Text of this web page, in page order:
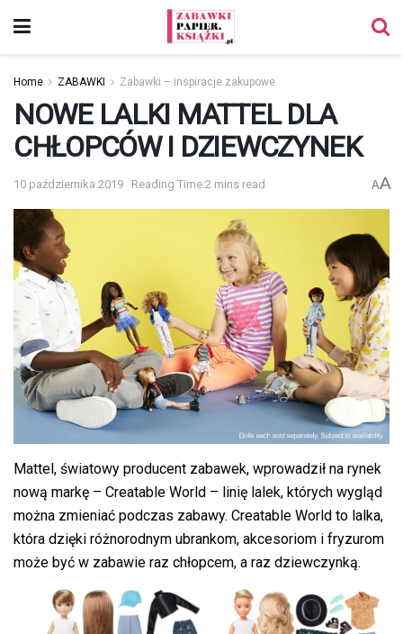
Home ZABAWKI Zabawki – inspiracje zakupowe
NOWE LALKI MATTEL DLA
CHŁOPCÓW I DZIEWCZYNEK
10 października 2019 Reading Time:2 mins read AA
Mattel, światowy producent zabawek, wprowadził na rynek
nową markę – Creatable World – linię lalek, których wygląd
można zmieniać podczas zabawy. Creatable World to lalka,
która dzięki różnorodnym ubrankom, akcesoriom i fryzurom
może być w zabawie raz chłopcem, a raz dziewczynką.